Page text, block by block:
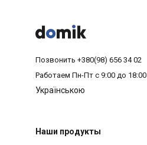



Позвонить +380(98) 656 34 02
Работаем Пн-Пт с 9:00 до 18:00
Українською
Наши продукты